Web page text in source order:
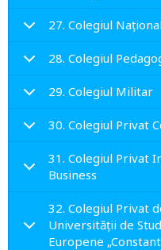
27. Colegiul
28. Colegiul
29. Colegiul Militar
30. Colegiul Privat
31. Colegiul Privat
Business
32. Colegiul Privat
Universității de
Europene